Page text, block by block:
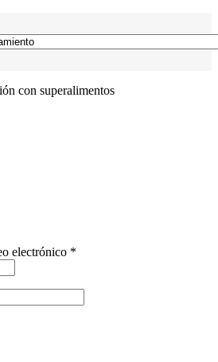
con superalimentos
electrónico *